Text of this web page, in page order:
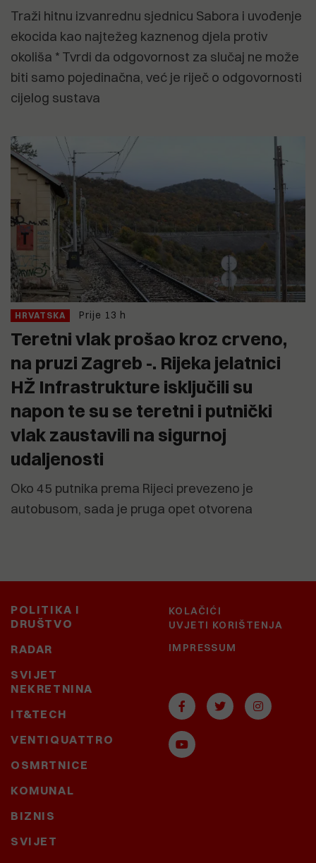
Traži hitnu izvanrednu sjednicu Sabora i uvođenje
ekocida kao najtežeg kaznenog djela protiv
okoliša * Tvrdi da odgovornost za slučaj ne može
biti samo pojedinačna, već je riječ o odgovornosti
cijelog sustava
HRVATSKA Prije 13 h
Teretni vlak prošao kroz crveno,
na pruzi Zagreb -. Rijeka jelatnici
HŽ Infrastrukture isključili su
napon te su se teretni i putnički
vlak zaustavili na sigurnoj
udaljenosti
Oko 45 putnika prema Rijeci prevezeno je
autobusom, sada je pruga opet otvorena
POLITIKA I
DRUŠTVO
RADAR
SVIJET
NEKRETNINA
IT&TECH
VENTIQUATTRO
OSMRTNICE
KOMUNAL
BIZNIS
SVIJET
KOLAČIĆI
UVJETI KORIŠTENJA
IMPRESSUM